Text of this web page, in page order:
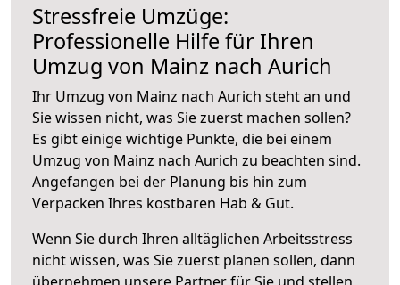
Stressfreie Umzüge:
Professionelle Hilfe für Ihren
Umzug von Mainz nach Aurich
Ihr Umzug von Mainz nach Aurich steht an und
Sie wissen nicht, was Sie zuerst machen sollen?
Es gibt einige wichtige Punkte, die bei einem
Umzug von Mainz nach Aurich zu beachten sind.
Angefangen bei der Planung bis hin zum
Verpacken Ihres kostbaren Hab & Gut.
Wenn Sie durch Ihren alltäglichen Arbeitsstress
nicht wissen, was Sie zuerst planen sollen, dann